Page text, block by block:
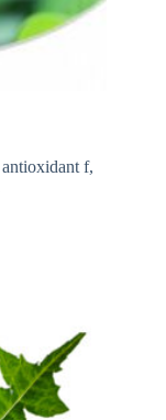
antioxidant f,